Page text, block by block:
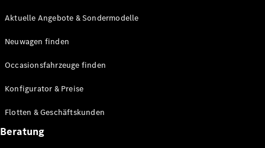
Fortschrittliche
Technologien
für den
Antriebsstrang
Aktuelle Angebote & Sondermodelle
Neuwagen finden
Occasionsfahrzeuge finden
Konfigurator & Preise
Flotten & Geschäftskunden
Beratung